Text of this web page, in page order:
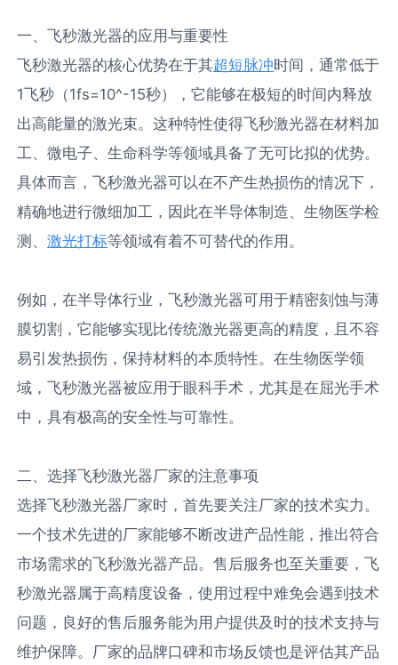
一、飞秒激光器的应用与重要性
飞秒激光器的核心优势在于其超短脉冲时间，通常低于
1飞秒（1fs=10^-15秒），它能够在极短的时间内释放
出高能量的激光束。这种特性使得飞秒激光器在材料加
工、微电子、生命科学等领域具备了无可比拟的优势。
具体而言，飞秒激光器可以在不产生热损伤的情况下，
精确地进行微细加工，因此在半导体制造、生物医学检
测、激光打标等领域有着不可替代的作用。
例如，在半导体行业，飞秒激光器可用于精密刻蚀与薄
膜切割，它能够实现比传统激光器更高的精度，且不容
易引发热损伤，保持材料的本质特性。在生物医学领
域，飞秒激光器被应用于眼科手术，尤其是在屈光手术
中，具有极高的安全性与可靠性。
二、选择飞秒激光器厂家的注意事项
选择飞秒激光器厂家时，首先要关注厂家的技术实力。
一个技术先进的厂家能够不断改进产品性能，推出符合
市场需求的飞秒激光器产品。售后服务也至关重要，飞
秒激光器属于高精度设备，使用过程中难免会遇到技术
问题，良好的售后服务能为用户提供及时的技术支持与
维护保障。厂家的品牌口碑和市场反馈也是评估其产品